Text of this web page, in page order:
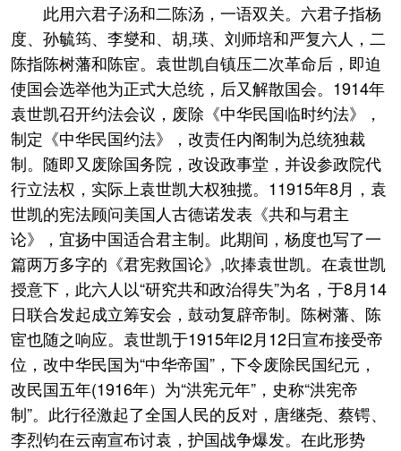
此用六君子汤和二陈汤，一语双关。六君子指杨
度、孙毓筠、李燮和、胡,瑛、刘师培和严复六人，二
陈指陈树藩和陈宦。袁世凯自镇压二次革命后，即迫
使国会选举他为正式大总统，后又解散国会。1914年
袁世凯召开约法会议，废除《中华民国临时约法》，
制定《中华民国约法》，改责任内阁制为总统独裁
制。随即又废除国务院，改设政事堂，并设参政院代
行立法权，实际上袁世凯大权独揽。11915年8月，袁
世凯的宪法顾问美国人古德诺发表《共和与君主
论》，宜扬中国适合君主制。此期间，杨度也写了一
篇两万多字的《君宪救国论》,吹捧袁世凯。在袁世凯
授意下，此六人以“研究共和政治得失”为名，于8月14
日联合发起成立筹安会，鼓动复辟帝制。陈树藩、陈
宦也随之响应。袁世凯于1915年l2月12日宣布接受帝
位，改中华民国为“中华帝国”，下令废除民国纪元，
改民国五年(1916年）为“洪宪元年”，史称“洪宪帝
制”。此行径激起了全国人民的反对，唐继尧、蔡锷、
李烈钧在云南宣布讨袁，护国战争爆发。在此形势